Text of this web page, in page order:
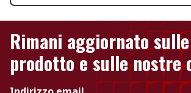
Rimani aggiornato
prodotto e sulle nostre